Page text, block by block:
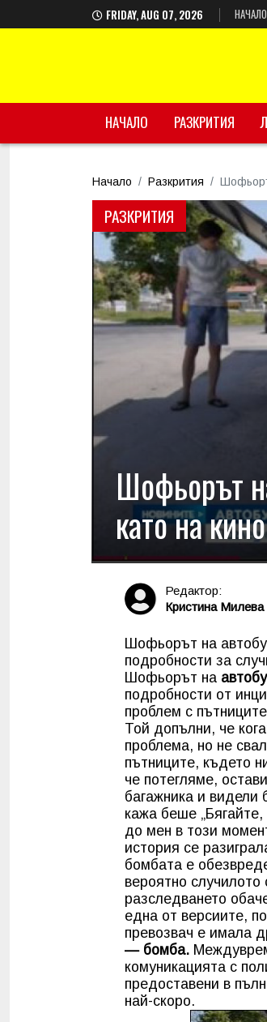
FRIDAY, AUG 07, 2026 НАЧАЛО
НАЧАЛО РАЗКРИТИЯ
Начало Разкрития
РАЗКРИТИЯ
Шофьорът
като на
Редактор:
Кристина Милева
Шофьорът на
подробности за
Шофьорът на
подробности от
проблем с
Той допълни, че
проблема, но не
пътниците, където
че потегляме,
багажника и видели
кажа беше
до мен в този
история се
бомбата е
вероятно
разследването
една от версиите,
превозвач е имала
— бомба.
комуникацията с
предоставени в
най-скоро.